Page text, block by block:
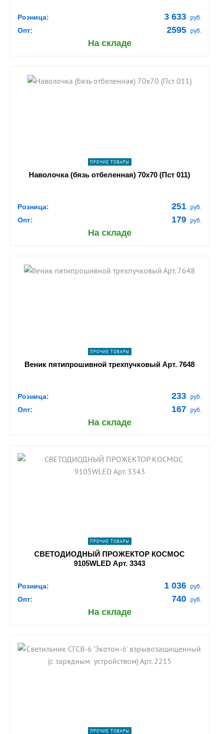
Розница: 3 633 руб.
Опт: 2595 руб.
На складе
shopping_cart В КОРЗИНУ
ПРОЧИЕ ТОВАРЫ
Наволочка (бязь отбеленная) 70х70 (Пст 011)
Розница: 251 руб.
Опт: 179 руб.
На складе
shopping_cart В КОРЗИНУ
ПРОЧИЕ ТОВАРЫ
Веник пятипрошивной трехпучковый Арт. 7648
Розница: 233 руб.
Опт: 167 руб.
На складе
shopping_cart В КОРЗИНУ
ПРОЧИЕ ТОВАРЫ
СВЕТОДИОДНЫЙ ПРОЖЕКТОР КОСМОС
9105WLED Арт. 3343
Розница: 1 036 руб.
Опт: 740 руб.
На складе
shopping_cart В КОРЗИНУ
ПРОЧИЕ ТОВАРЫ